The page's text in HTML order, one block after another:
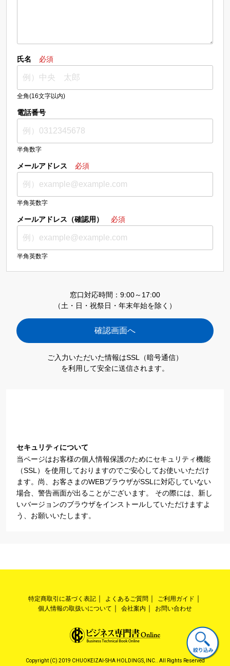
氏名 必須
全角(16文字以内)
電話番号
半角数字
メールアドレス 必須
半角英数字
メールアドレス（確認用） 必須
半角英数字
窓口対応時間：9:00～17:00
（土・日・祝祭日・年末年始を除く）
ご入力いただいた情報はSSL（暗号通信）
を利用して安全に送信されます。
セキュリティについて
当ページはお客様の個人情報保護のためにセキュリティ機能
（SSL）を使用しておりますのでご安心してお使いいただけ
ます。尚、お客さまのWEBブラウザがSSLに対応していない
場合、警告画面が出ることがございます。 その際には、新し
いバージョンのブラウザをインストールしていただけますよ
う、お願いいたします。
特定商取引に基づく表記 よくあるご質問
ご利用ガイド
個人情報の取扱いについて
会社案内 お問い合わせ
Copyright (C) 2019 CHUOKEIZAI-SHA HOLDINGS, INC.. All Rights Reserved